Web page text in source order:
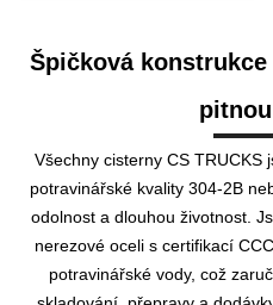
Špičková
Všechny cisterny CS TRUCKS
potravinářské kvality 304-2B
odolnost a dlouhou životnost.
nerezové oceli s certifikací
potravinářské vody, což